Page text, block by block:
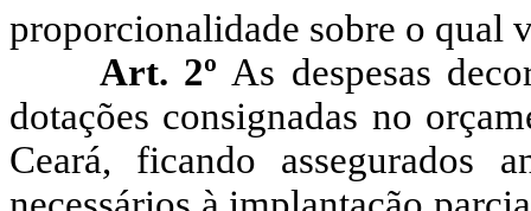
proporcionalidade sobre o qual
Art. 2º As despesas
dotações consignadas no
Ceará, ficando assegurados